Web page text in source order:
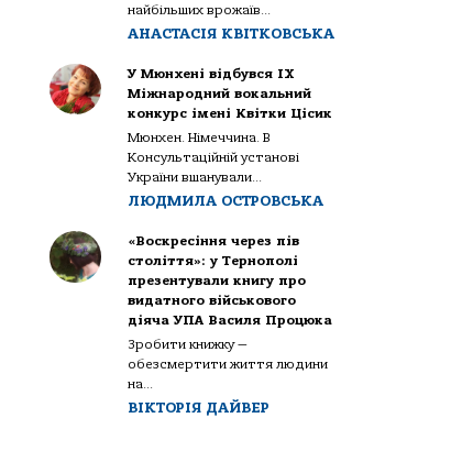
найбільших врожаїв...
АНАСТАСІЯ КВІТКОВСЬКА
У Мюнхені відбувся IX
Міжнародний вокальний
конкурс імені Квітки Цісик
Мюнхен. Німеччина. В
Консультаційній установі
України вшанували...
ЛЮДМИЛА ОСТРОВСЬКА
«Воскресіння через пів
століття»: у Тернополі
презентували книгу про
видатного військового
діяча УПА Василя Процюка
Зробити книжку —
обезсмертити життя людини
на...
ВІКТОРІЯ ДАЙВЕР